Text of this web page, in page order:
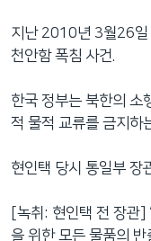
으
지난 2010년 3월26일
천안함 폭침 사건.
한국 정부는 북한의 소
적 물적 교류를 금지하
현인택 당시 통일부 장
[녹취: 현인택 전 장관]
을 위한 모든 물품의 반